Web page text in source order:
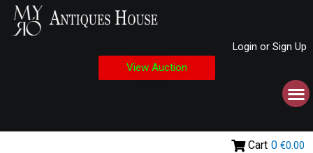
Login or Sign Up
View Auction
Cart 0 €0.00